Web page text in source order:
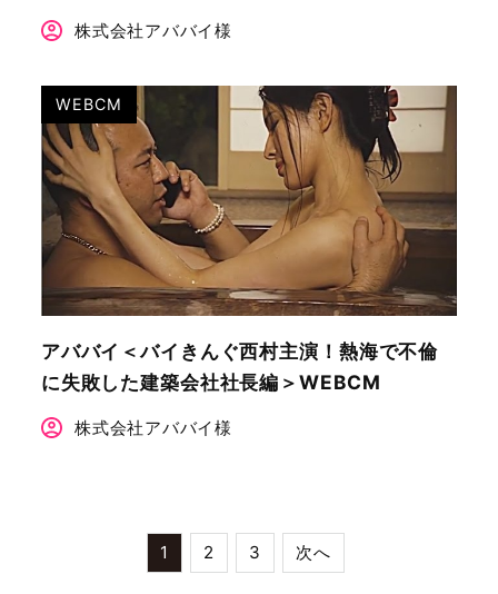
株式会社アババイ様
WEBCM
アババイ＜バイきんぐ西村主演！熱海で不倫
に失敗した建築会社社長編＞WEBCM
株式会社アババイ様
1 2 3 次へ